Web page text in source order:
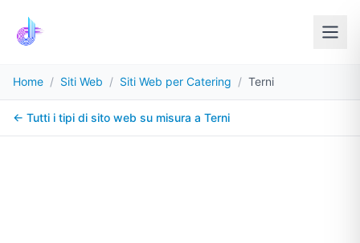
Home / Siti Web / Siti Web per Catering / Terni
← Tutti i tipi di sito web su misura a Terni